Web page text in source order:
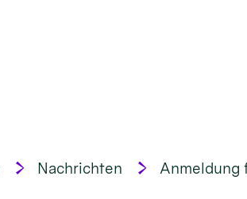
Nachrichten Anmeldung